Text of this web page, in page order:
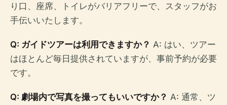
り口、座席、トイレがバリアフリーで、スタッフがお
手伝いいたします。
Q: ガイドツアーは利用できますか？ A: はい、ツアー
はほとんど毎日提供されていますが、事前予約が必要
です。
Q: 劇場内で写真を撮ってもいいですか？ A: 通常、ツ